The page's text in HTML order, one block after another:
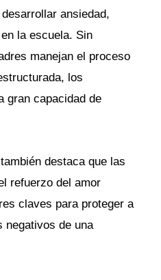
ansiedad,
la escuela. Sin
manejan el proceso
los
gran capacidad de
destaca que las
refuerzo del amor
claves para proteger a
negativos de una